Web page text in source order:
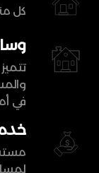
كل
في